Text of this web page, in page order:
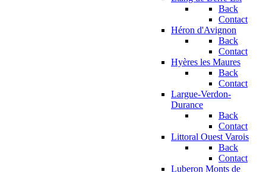
Back
Contact
Héron d'Avignon
Back
Contact
Hyères les Maures
Back
Contact
Largue-Verdon-
Durance
Back
Contact
Littoral Ouest Varois
Back
Contact
Luberon Monts de